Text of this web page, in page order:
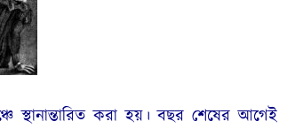
করা হয়। বছর শেষের আগেই